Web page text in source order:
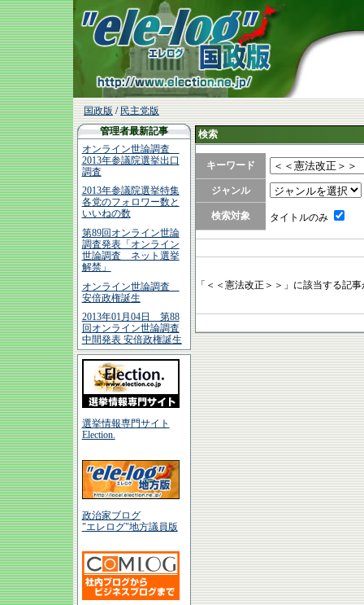
国政版/民主党版
管理者最新記事
オンライン世論調査
2013年参議院選挙出口
調査
2013年参議院選挙特集
各党のフォロワー数と
いいねの数
第89回オンライン世論
調査発表「オンライン
世論調査 ネット選挙
解禁」
オンライン世論調査
安倍政権誕生
2013年01月04日 第88
回オンライン世論調査
中間発表 安倍政権誕生
選挙情報専門サイト
Election.
政治家ブログ
"エレログ"地方議員版
検索
キーワード
ジャンル
検索対象 タイトルのみ
「＜＜憲法改正＞＞」に該当する記